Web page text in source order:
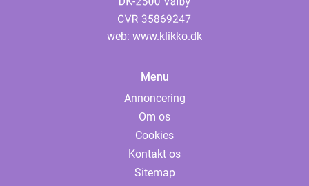
web: www.klikko.dk
Menu
Annoncering
Om os
Cookies
Kontakt os
Sitemap